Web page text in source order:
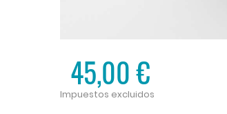
45,00 €
Impuestos excluidos